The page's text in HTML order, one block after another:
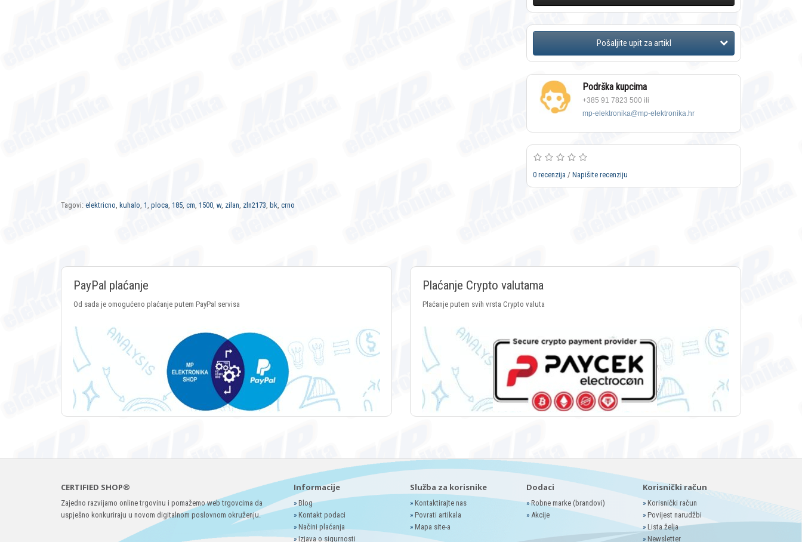
Podrška kupcima
+385 91 7823 500 ili
mp-elektronika@mp-elektronika.hr
0 recenzija / Napišite recenziju
Tagovi: elektricno, kuhalo, 1 , ploca, 185, cm, 1500, w, zilan, zln2173, bk, crno
PayPal plaćanje
Od sada je omogućeno plaćanje putem PayPal servisa
Plaćanje Crypto valutama
Plaćanje putem svih vrsta Crypto valuta
CERTIFIED SHOP®
Zajedno razvijamo online trgovinu i pomažemo web trgovcima da
uspješno konkuriraju u novom digitalnom poslovnom okruženju.
Informacije
» Blog
» Kontakt podaci
» Načini plaćanja
»Izjava o sigurnosti
Služba za korisnike
» Kontaktirajte nas
» Povrati artikala
» Mapa site-a
Dodaci
»Robne marke (brandovi)
» Akcije
Korisnički račun
» Korisnički račun
» Povijest narudžbi
» Lista želja
» Newsletter